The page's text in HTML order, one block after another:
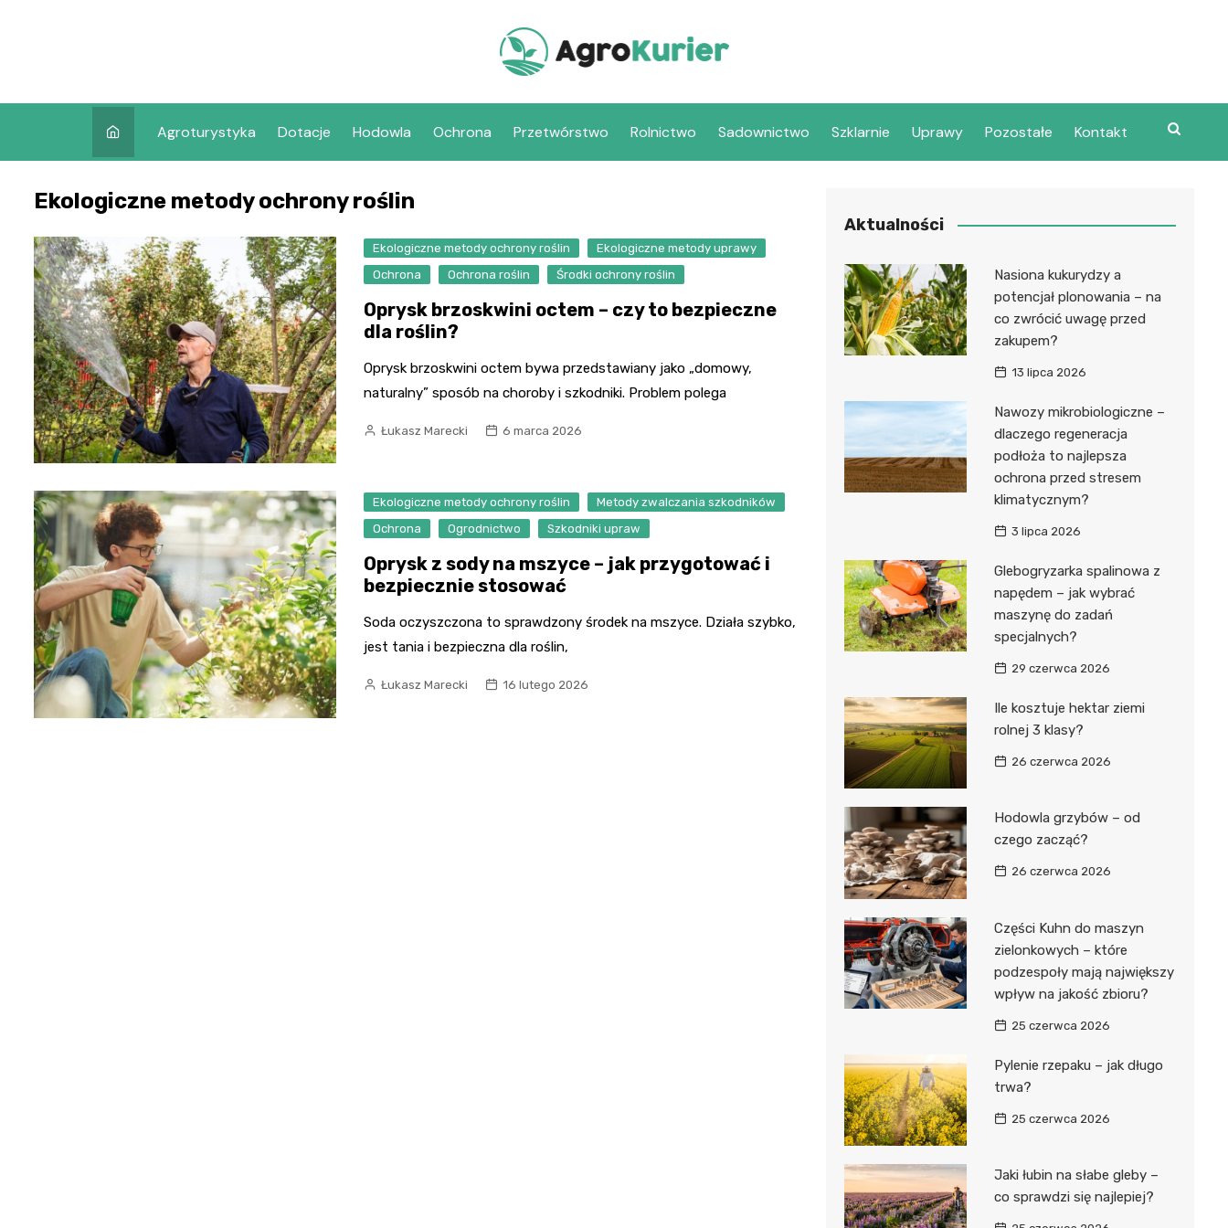
Agroturystyka Dotacje Hodowla Ochrona Przetwórstwo Rolnictwo Sadownictwo Szklarnie Uprawy Pozostałe Kontakt
Ekologiczne metody ochrony roślin
Ekologiczne metody ochrony roślin
Ekologiczne metody uprawy
Ochrona
Ochrona roślin Środki ochrony roślin
Oprysk brzoskwini octem – czy to bezpieczne
dla roślin?
Oprysk brzoskwini octem bywa przedstawiany jako „domowy,
naturalny” sposób na choroby i szkodniki. Problem polega
Łukasz Marecki 6 marca 2026
Ekologiczne metody ochrony roślin
Metody zwalczania szkodników
Ochrona
Ogrodnictwo Szkodniki upraw
Oprysk z sody na mszyce – jak przygotować i
bezpiecznie stosować
Soda oczyszczona to sprawdzony środek na mszyce. Działa szybko,
jest tania i bezpieczna dla roślin,
Łukasz Marecki 16 lutego 2026
Aktualności
Nasiona kukurydzy a
potencjał plonowania – na
co zwrócić uwagę przed
zakupem?
13 lipca 2026
Nawozy mikrobiologiczne –
dlaczego regeneracja
podłoża to najlepsza
ochrona przed stresem
klimatycznym?
3 lipca 2026
Glebogryzarka spalinowa z
napędem – jak wybrać
maszynę do zadań
specjalnych?
29 czerwca 2026
Ile kosztuje hektar ziemi
rolnej 3 klasy?
26 czerwca 2026
Hodowla grzybów – od
czego zacząć?
26 czerwca 2026
Części Kuhn do maszyn
zielonkowych – które
podzespoły mają największy
wpływ na jakość zbioru?
25 czerwca 2026
Pylenie rzepaku – jak długo
trwa?
25 czerwca 2026
Jaki łubin na słabe gleby –
co sprawdzi się najlepiej?